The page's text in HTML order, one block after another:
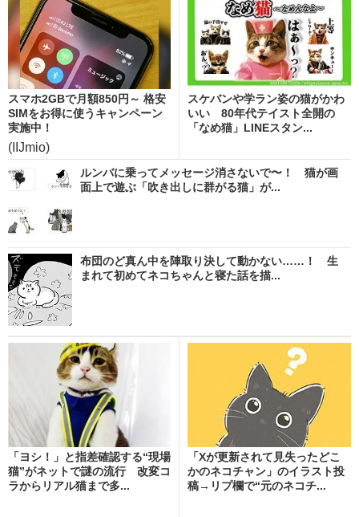
スマホ2GBで月額850円～ 格安
SIMをお得に使うキャンペーン
実施中！
(IIJmio)
スケバンや学ラン姿の猫がかわ
いい 80年代テイスト全開の
「なめ猫」LINEスタン...
ルンバに乗ってメッセージ消さないで〜！ 猫が画
面上で遊ぶ「吹き出しに群がる猫」が...
布団のど真ん中を陣取り決して動かない……！ 生
まれて初めてネコちゃんと寝た話を描...
「ヨシ！」と指差確認する“現場
猫”がネットで謎の流行 改変コ
ラからリアル猫まで多...
「Xが更新されて見失ったどこ
かのネコチャン」のイラスト投
稿→リプ欄で“元のネコチ...